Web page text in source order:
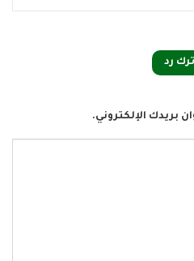
رد
بريدك الإلكتروني.